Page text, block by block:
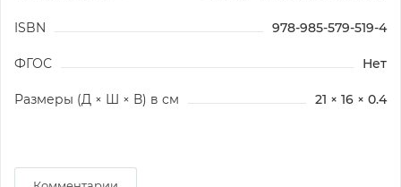
ISBN 978-985-579-519-4
ФГОС Нет
Размеры (Д × Ш × В) в см 21 × 16 × 0.4